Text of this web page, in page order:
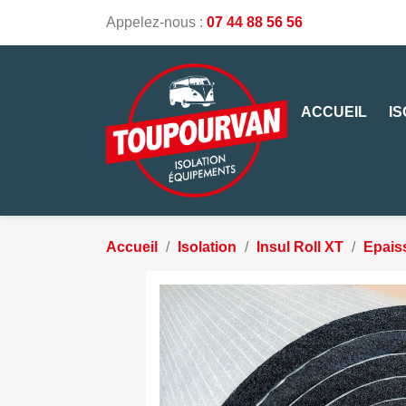
Appelez-nous : 07 44 88 56 56
ACCUEIL
Accueil Isolation Insul Roll XT